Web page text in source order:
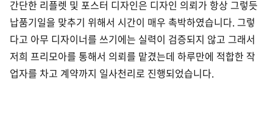
간단한 리플렛 및 포스터 디자인은 디자인 의뢰가 항상 그렇듯
납품기일을 맞추기 위해서 시간이 매우 촉박하였습니다. 그렇
다고 아무 디자이너를 쓰기에는 실력이 검증되지 않고 그래서
저희 프리모아를 통해서 의뢰를 맡겼는데 하루만에 적합한 작
업자를 차고 계약까지 일사천리로 진행되었습니다.